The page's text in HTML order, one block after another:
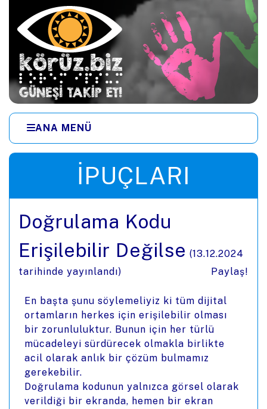
Ana içeriğe zıpla
ANA MENÜ
İPUÇLARI
Doğrulama Kodu
Erişilebilir Değilse (13.12.2024
tarihinde yayınlandı)
Paylaş!
En başta şunu söylemeliyiz ki tüm dijital
ortamların herkes için erişilebilir olması
bir zorunluluktur. Bunun için her türlü
mücadeleyi sürdürecek olmakla birlikte
acil olarak anlık bir çözüm bulmamız
gerekebilir.
Doğrulama kodunun yalnızca görsel olarak
verildiği bir ekranda, hemen bir ekran
Menüye zıpla